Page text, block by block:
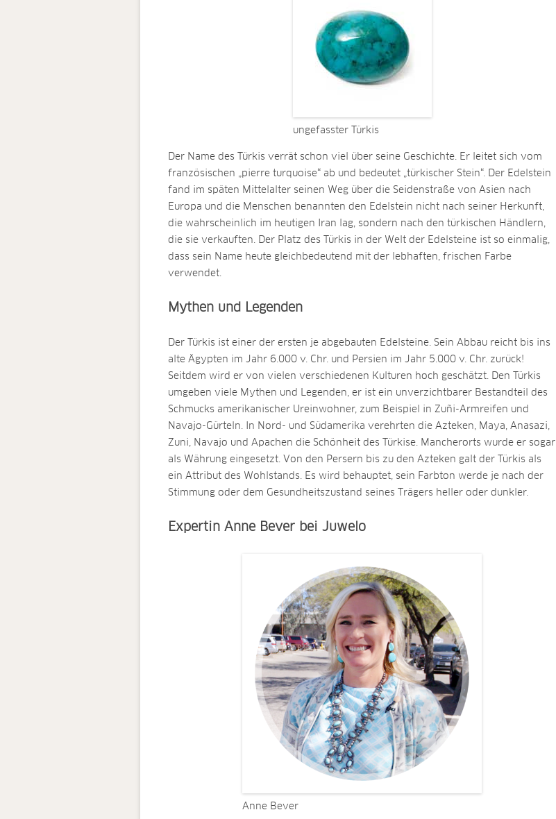
ungefasster Türkis
Der Name des Türkis verrät schon viel über seine Geschichte. Er leitet sich vom
französischen „pierre turquoise“ ab und bedeutet „türkischer Stein“. Der Edelstein
fand im späten Mittelalter seinen Weg über die Seidenstraße von Asien nach
Europa und die Menschen benannten den Edelstein nicht nach seiner Herkunft,
die wahrscheinlich im heutigen Iran lag, sondern nach den türkischen Händlern,
die sie verkauften. Der Platz des Türkis in der Welt der Edelsteine ist so einmalig,
dass sein Name heute gleichbedeutend mit der lebhaften, frischen Farbe
verwendet.
Mythen und Legenden
Der Türkis ist einer der ersten je abgebauten Edelsteine. Sein Abbau reicht bis ins
alte Ägypten im Jahr 6.000 v. Chr. und Persien im Jahr 5.000 v. Chr. zurück!
Seitdem wird er von vielen verschiedenen Kulturen hoch geschätzt. Den Türkis
umgeben viele Mythen und Legenden, er ist ein unverzichtbarer Bestandteil des
Schmucks amerikanischer Ureinwohner, zum Beispiel in Zuñi-Armreifen und
Navajo-Gürteln. In Nord- und Südamerika verehrten die Azteken, Maya, Anasazi,
Zuni, Navajo und Apachen die Schönheit des Türkise. Mancherorts wurde er sogar
als Währung eingesetzt. Von den Persern bis zu den Azteken galt der Türkis als
ein Attribut des Wohlstands. Es wird behauptet, sein Farbton werde je nach der
Stimmung oder dem Gesundheitszustand seines Trägers heller oder dunkler.
Expertin Anne Bever bei Juwelo
Anne Bever